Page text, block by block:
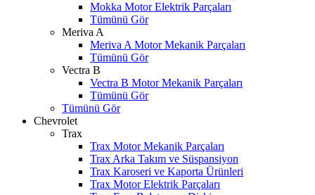
Mokka Motor Elektrik Parçaları
Tümünü Gör
Meriva A
Meriva A Motor Mekanik Parçaları
Tümünü Gör
Vectra B
Vectra B Motor Mekanik Parçaları
Tümünü Gör
Tümünü Gör
Chevrolet
Trax
Trax Motor Mekanik Parçaları
Trax Arka Takım ve Süspansiyon
Trax Karoseri ve Kaporta Ürünleri
Trax Motor Elektrik Parçaları